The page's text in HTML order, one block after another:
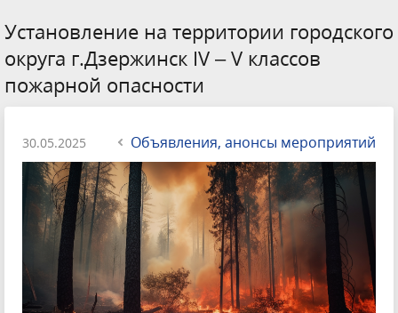
Установление на территории городского
округа г.Дзержинск IV – V классов
пожарной опасности
30.05.2025 Объявления, анонсы мероприятий